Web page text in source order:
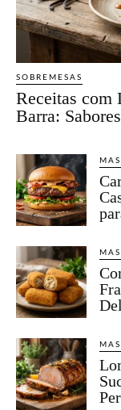
SOBREMESAS
Receitas com
Barra: